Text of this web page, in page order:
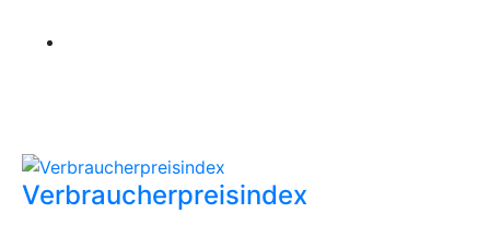
Verbraucherpreisindex